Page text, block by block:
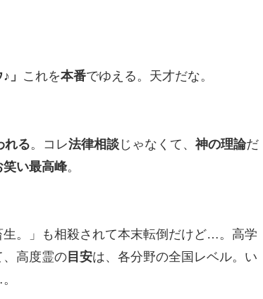
」 これを本番でゆえる。天才だな。
れる。コレ法律相談 じゃなくて、 神の理論だ
笑い最高峰。
生。」も相殺されて本末転倒だけど…。高学
高度霊の目安は、各分野の全国レベル。い